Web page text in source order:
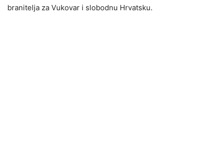
branitelja za Vukovar i slobodnu Hrvatsku.